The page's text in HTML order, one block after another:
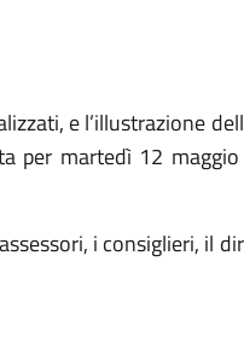
e l’illustrazione
per martedì 12
i consiglieri, il